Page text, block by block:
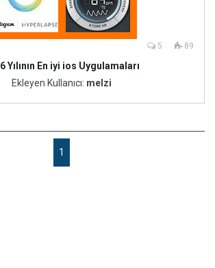
5 89
Yılının En iyi ios Uygulamaları
Ekleyen Kullanıcı: melzi
1